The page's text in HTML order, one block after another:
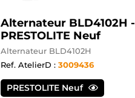
Alternateur BLD4102H -
PRESTOLITE Neuf
Alternateur BLD4102H
Ref. AtelierD : 3009436
PRESTOLITE Neuf